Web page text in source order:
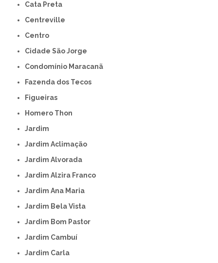
Cata Preta
Centreville
Centro
Cidade São Jorge
Condomínio Maracanã
Fazenda dos Tecos
Figueiras
Homero Thon
Jardim
Jardim Aclimação
Jardim Alvorada
Jardim Alzira Franco
Jardim Ana Maria
Jardim Bela Vista
Jardim Bom Pastor
Jardim Cambuí
Jardim Carla